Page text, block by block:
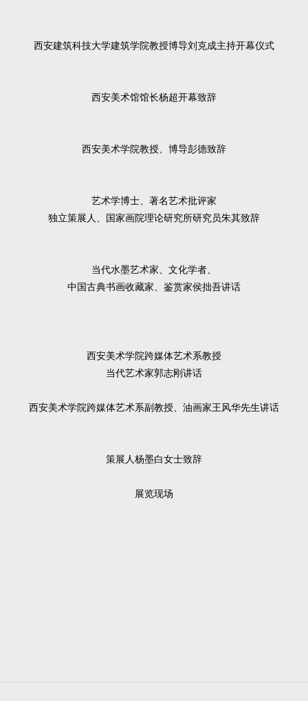
西安建筑科技大学建筑学院教授博导刘克成主持开幕仪式
西安美术馆馆长杨超开幕致辞
西安美术学院教授、博导彭德致辞
艺术学博士、著名艺术批评家
独立策展人、国家画院理论研究所研究员朱其致辞
当代水墨艺术家、文化学者、
中国古典书画收藏家、鉴赏家侯拙吾讲话
西安美术学院跨媒体艺术系教授
当代艺术家郭志刚讲话
西安美术学院跨媒体艺术系副教授、油画家王风华先生讲话
策展人杨墨白女士致辞
展览现场